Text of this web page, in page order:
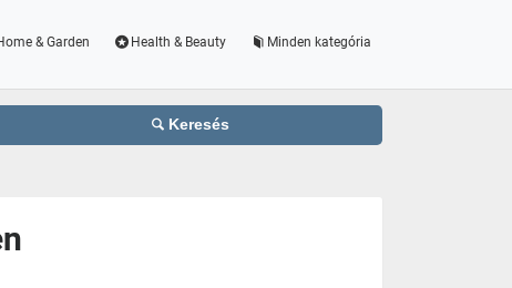
& Garden Health & Beauty Minden kategória
Keresés